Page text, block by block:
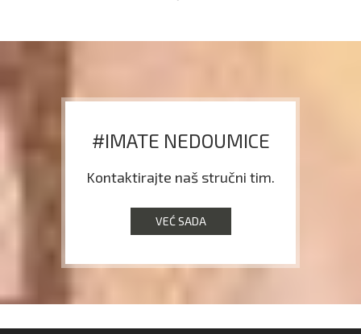
#IMATE NEDOUMICE
Kontaktirajte naš stručni tim.
VEĆ SADA